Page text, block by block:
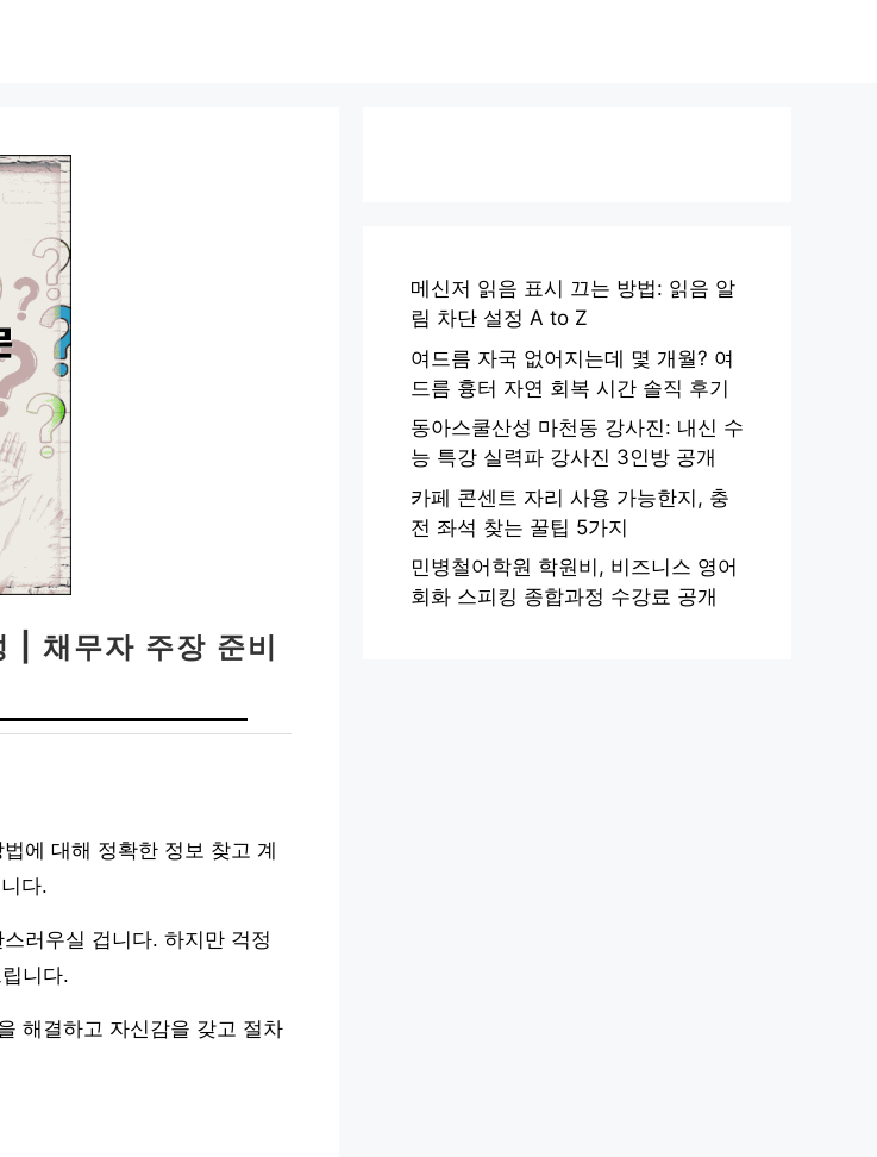
| 채무자 주장 준비
에 대해 정확한 정보 찾고 계
다.
러우실 겁니다. 하지만 걱정
니다.
해결하고 자신감을 갖고 절차
메신저 읽음 표시 끄는 방법: 읽음 알
림 차단 설정 A to Z
여드름 자국 없어지는데 몇 개월? 여
드름 흉터 자연 회복 시간 솔직 후기
동아스쿨산성 마천동 강사진: 내신 수
능 특강 실력파 강사진 3인방 공개
카페 콘센트 자리 사용 가능한지, 충
전 좌석 찾는 꿀팁 5가지
민병철어학원 학원비, 비즈니스 영어
회화 스피킹 종합과정 수강료 공개